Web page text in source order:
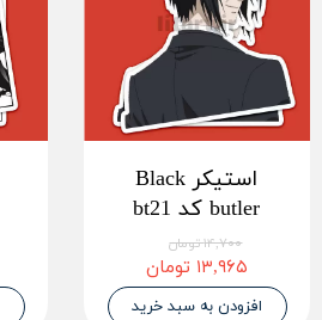
استیکر Black
butler کد bt21
۱۴,۷۰۰ تومان
۱۳,۹۶۵ تومان
افزودن به سبد خرید